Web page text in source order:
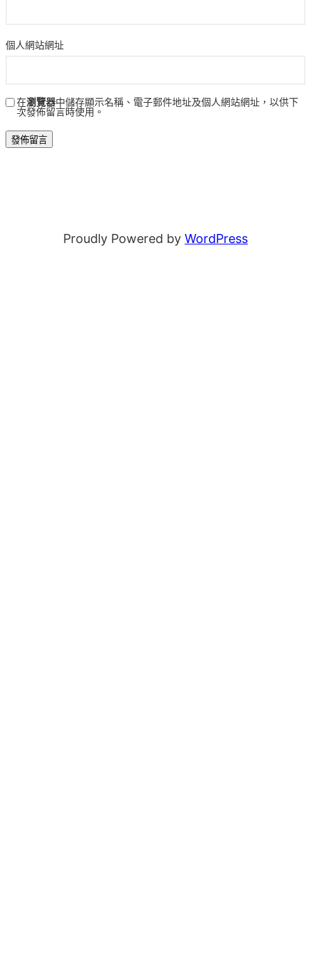
個人網站網址
在瀏覽器中儲存顯示名稱、電子郵件地址及個人網站網址，以供下
次發佈留言時使用。
Proudly Powered by WordPress